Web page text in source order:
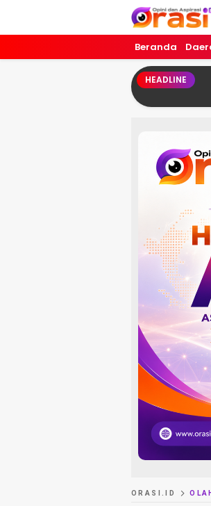
Orasi.ID
Opini dan
Beranda
HEADLINE
ORASI.ID